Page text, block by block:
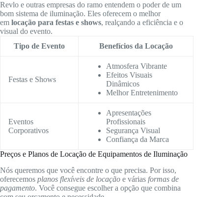
Revlo e outras empresas do ramo entendem o poder de um
bom sistema de iluminação. Eles oferecem o melhor
em locação para festas e shows, realçando a eficiência e o
visual do evento.
Tipo de Evento
Benefícios da Locação
Festas e Shows
Atmosfera Vibrante
Efeitos Visuais
Dinâmicos
Melhor Entretenimento
Eventos
Corporativos
Apresentações
Profissionais
Segurança Visual
Confiança da Marca
Preços e Planos de Locação de Equipamentos de Iluminação
Nós queremos que você encontre o que precisa. Por isso,
oferecemos planos flexíveis de locação e várias formas de
pagamento. Você consegue escolher a opção que combina